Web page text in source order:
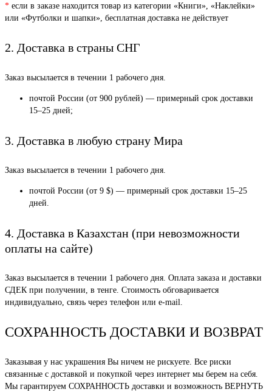
* если в заказе находится товар из категории «Книги», «Наклейки»
или «Футболки и шапки», бесплатная доставка не действует
2. Доставка в страны СНГ
Заказ высылается в течении 1 рабочего дня.
почтой России (от 900 рублей) — примерный срок доставки
15–25 дней;
3. Доставка в любую страну Мира
Заказ высылается в течении 1 рабочего дня.
почтой России (от 9 $) — примерный срок доставки 15–25
дней.
4. Доставка в Казахстан (при невозможности
оплаты на сайте)
Заказ высылается в течении 1 рабочего дня. Оплата заказа и доставки
СДЕК при получении, в тенге. Стоимость обговаривается
индивидуально, связь через телефон или e-mail.
СОХРАННОСТЬ ДОСТАВКИ И ВОЗВРАТ
Заказывая у нас украшения Вы ничем не рискуете. Все риски
связанные с доставкой и покупкой через интернет мы берем на себя.
Мы гарантируем СОХРАННОСТЬ доставки и возможность ВЕРНУТЬ